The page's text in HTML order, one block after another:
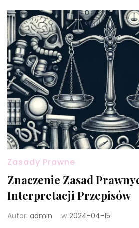
Zasady Prawne
Znaczenie Zasad
Interpretacji Przepisów
Autor: admin w 2024-04-15